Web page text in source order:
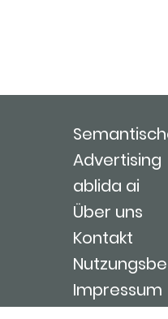
Advertising
ablida ai
Über uns
Kontakt
Impressum